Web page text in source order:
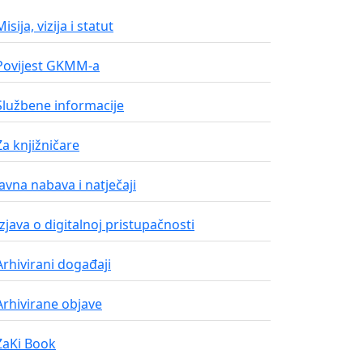
vizija i statut
GKMM-a
informacije
knjižničare
nabava i natječaji
o digitalnoj pristupačnosti
događaji
objave
Book